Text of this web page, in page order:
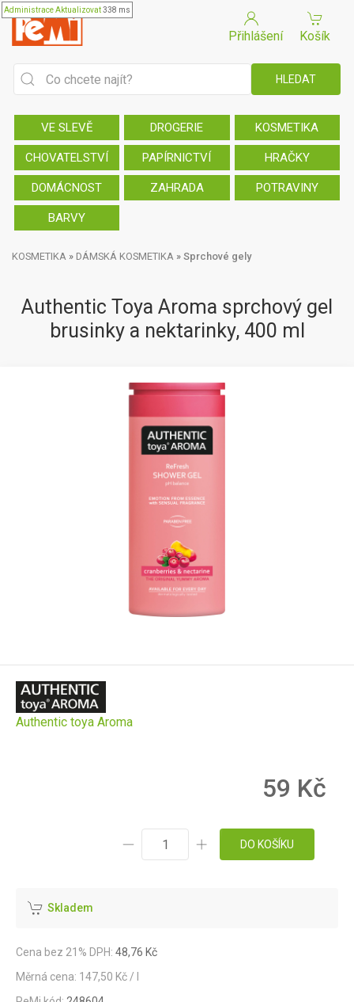
AdministraceAktualizovat338 ms
Přihlášení Košík
VE SLEVĚ DROGERIE KOSMETIKA
CHOVATELSTVÍ PAPÍRNICTVÍ HRAČKY
DOMÁCNOST ZAHRADA POTRAVINY
BARVY
KOSMETIKA » DÁMSKÁ KOSMETIKA » Sprchové gely
Authentic Toya Aroma sprchový gel
brusinky a nektarinky, 400 ml
Authentic toya Aroma
59 Kč
DO KOŠÍKU
Skladem
Cena bez 21% DPH: 48,76 Kč
Měrná cena: 147,50 Kč / l